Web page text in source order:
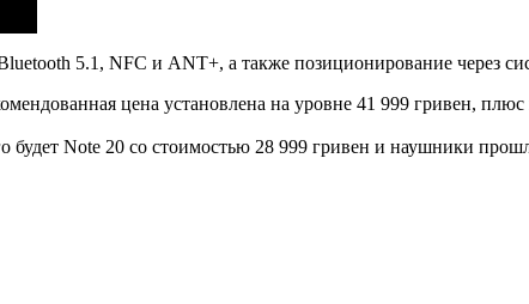
5.1, NFC и ANT+, а также позиционирование через
цена установлена на уровне 41 999 гривен,
будет Note 20 со стоимостью 28 999 гривен и наушники